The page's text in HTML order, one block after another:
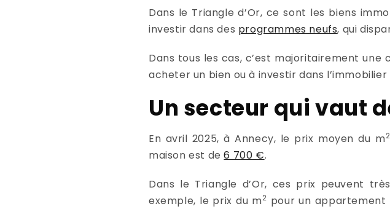
Dans le Triangle d’Or, ce sont les biens
investir dans des programmes neufs, qui
Dans tous les cas, c’est majoritairement
acheter un bien ou à investir dans l’immobilier
Un secteur qui vaut
En avril 2025, à Annecy, le prix moyen du m2
maison est de6 700 €.
Dans le Triangle d’Or, ces prix peuvent
exemple, le prix du m2 pour un appartement